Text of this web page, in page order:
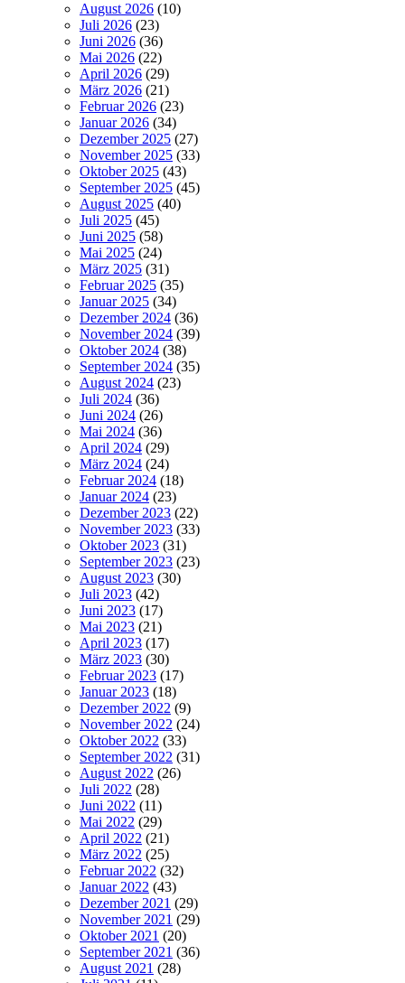
August 2026 (10)
Juli 2026 (23)
Juni 2026 (36)
Mai 2026 (22)
April 2026 (29)
März 2026 (21)
Februar 2026 (23)
Januar 2026 (34)
Dezember 2025 (27)
November 2025 (33)
Oktober 2025 (43)
September 2025 (45)
August 2025 (40)
Juli 2025 (45)
Juni 2025 (58)
Mai 2025 (24)
März 2025 (31)
Februar 2025 (35)
Januar 2025 (34)
Dezember 2024 (36)
November 2024 (39)
Oktober 2024 (38)
September 2024 (35)
August 2024 (23)
Juli 2024 (36)
Juni 2024 (26)
Mai 2024 (36)
April 2024 (29)
März 2024 (24)
Februar 2024 (18)
Januar 2024 (23)
Dezember 2023 (22)
November 2023 (33)
Oktober 2023 (31)
September 2023 (23)
August 2023 (30)
Juli 2023 (42)
Juni 2023 (17)
Mai 2023 (21)
April 2023 (17)
März 2023 (30)
Februar 2023 (17)
Januar 2023 (18)
Dezember 2022 (9)
November 2022 (24)
Oktober 2022 (33)
September 2022 (31)
August 2022 (26)
Juli 2022 (28)
Juni 2022 (11)
Mai 2022 (29)
April 2022 (21)
März 2022 (25)
Februar 2022 (32)
Januar 2022 (43)
Dezember 2021 (29)
November 2021 (29)
Oktober 2021 (20)
September 2021 (36)
August 2021 (28)